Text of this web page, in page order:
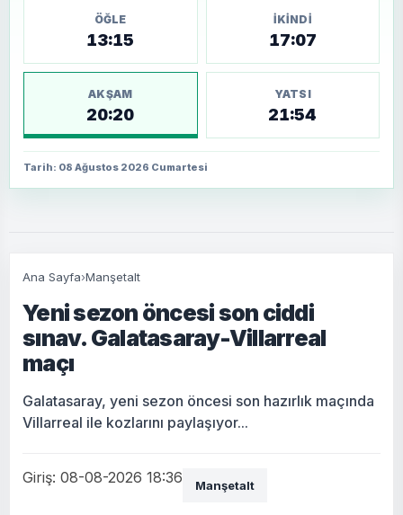
ÖĞLE
13:15
İKINDI
17:07
AKŞAM
20:20
YATSI
21:54
Tarih: 08 Ağustos 2026 Cumartesi
Ana Sayfa›Manşetalt
Yeni sezon öncesi son ciddi
sınav. Galatasaray-Villarreal
maçı
Galatasaray, yeni sezon öncesi son hazırlık maçında
Villarreal ile kozlarını paylaşıyor...
Giriş: 08-08-2026 18:36 Manşetalt